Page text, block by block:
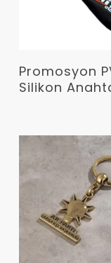
Devamını
Promosyon
Silikon